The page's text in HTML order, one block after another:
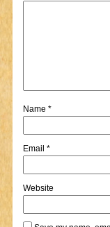
Name *
Email *
Website